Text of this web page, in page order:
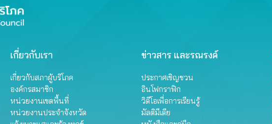
เกี่ยวกับเรา
เกี่ยวกับสภาผู้บริโภค
องค์กรสมาชิก
หน่วยงานเขตพื้นที่
หน่วยงานประจำจังหวัด
ข่าวสาร และรณรงค์
ประกาศเชิญชวน
อินโฟกราฟิก
วิดีโอเพื่อการเรียนรู้
มัลติมีเดีย